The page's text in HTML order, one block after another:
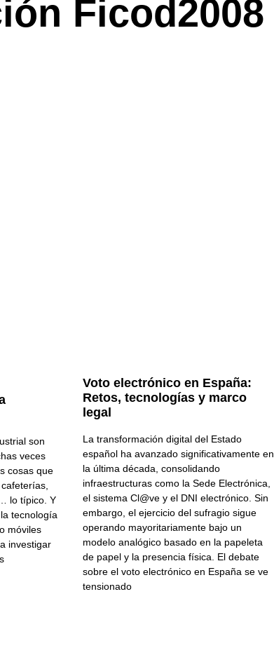
Ficod2008
son
veces
cosas que
lo típico. Y
tecnología
móviles
investigar
Voto electrónico en España:
Retos, tecnologías y marco
legal
La transformación digital del Estado
español ha avanzado significativamente en
la última década, consolidando
infraestructuras como la Sede Electrónica,
el sistema Cl@ve y el DNI electrónico. Sin
embargo, el ejercicio del sufragio sigue
operando mayoritariamente bajo un
modelo analógico basado en la papeleta
de papel y la presencia física. El debate
sobre el voto electrónico en España se ve
tensionado